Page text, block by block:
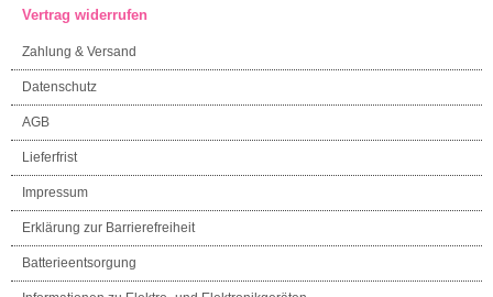
Vertrag widerrufen
Zahlung & Versand
Datenschutz
AGB
Lieferfrist
Impressum
Erklärung zur Barrierefreiheit
Batterieentsorgung